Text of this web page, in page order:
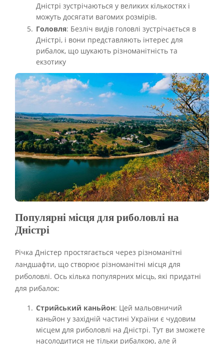
Дністрі зустрічаються у великих кількостях і
можуть досягати вагомих розмірів.
Головля: Безліч видів головлі зустрічається в
Дністрі, і вони представляють інтерес для
рибалок, що шукають різноманітність та
екзотику
Популярні місця для риболовлі на
Дністрі
Річка Дністер простягається через різноманітні
ландшафти, що створює різноманітні місця для
риболовлі. Ось кілька популярних місць, які придатні
для рибалок:
Стрийський каньйон: Цей мальовничий
каньйон у західній частині України є чудовим
місцем для риболовлі на Дністрі. Тут ви зможете
насолодитися не тільки рибалкою, але й